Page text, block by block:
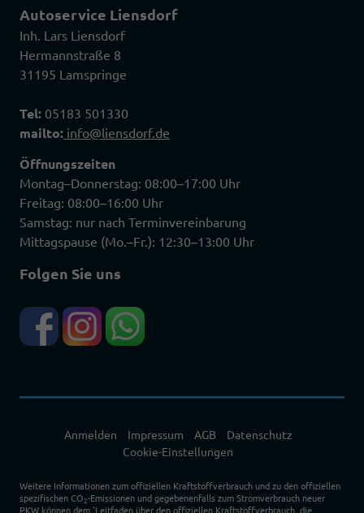
Autoservice Liensdorf
Inh. Lars Liensdorf
Hermannstraße 8
31195 Lamspringe
Tel: 05183 501330
mailto: info@liensdorf.de
Öffnungszeiten
Montag–Donnerstag: 08:00–17:00 Uhr
Freitag: 08:00–16:00 Uhr
Samstag: nur nach Terminvereinbarung
Mittagspause (Mo.–Fr.): 12:30–13:00 Uhr
Folgen Sie uns
Anmelden Impressum AGB
Datenschutz
Cookie-Einstellungen
Weitere Informationen zum offiziellen Kraftstoffverbrauch und zu den offiziellen
spezifischen CO2-Emissionen und gegebenenfalls zum Stromverbrauch neuer
PKW können dem 'Leitfaden über den offiziellen Kraftstoffverbrauch, die